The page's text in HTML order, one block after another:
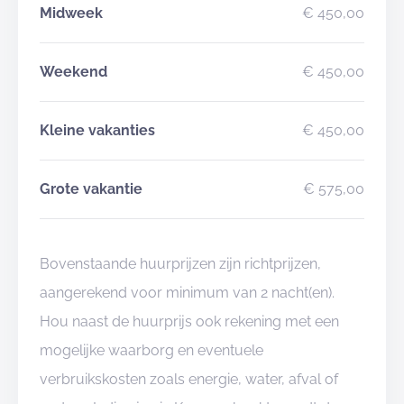
Midweek € 450,00
Weekend € 450,00
Kleine vakanties € 450,00
Grote vakantie € 575,00
Bovenstaande huurprijzen zijn richtprijzen,
aangerekend voor minimum van 2 nacht(en).
Hou naast de huurprijs ook rekening met een
mogelijke waarborg en eventuele
verbruikskosten zoals energie, water, afval of